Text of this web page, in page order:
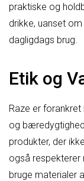
praktiske og
drikke, uanset
dagligdags brug.
Etik og
Raze er
og
produkter, der
også respekterer
bruge materialer